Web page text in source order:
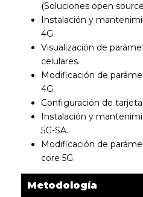
(Soluciones open
Instalación y
4G.
Visualización de
celulares.
Modificación de
4G.
Configuración de
Instalación y
5G-SA.
Modificación de
core 5G.
Metodología